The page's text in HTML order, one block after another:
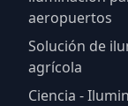
aeropuertos
Solución de
agrícola
Ciencia -